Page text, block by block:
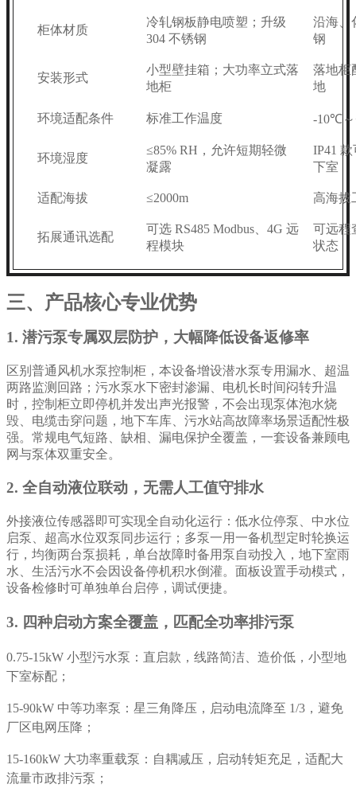
柜体材质
冷轧钢板静电喷塑；升级
304 不锈钢
沿海、
钢
安装形式
小型壁挂箱；大功率立式落
地柜
落地柜
地
环境适配条件 标准工作温度 -10℃
环境湿度
≤85% RH，允许短期轻微
凝露
IP41
下室
适配海拔 ≤2000m 高海拔
拓展通讯选配
可选 RS485 Modbus、4G 远
程模块
可远程
状态
三、产品核心专业优势
1. 潜污泵专属双层防护，大幅降低设备返修率
区别普通风机水泵控制柜，本设备增设潜水泵专用漏水、超温
两路监测回路；污水泵水下密封渗漏、电机长时间闷转升温
时，控制柜立即停机并发出声光报警，不会出现泵体泡水烧
毁、电缆击穿问题，地下车库、污水站高故障率场景适配性极
强。常规电气短路、缺相、漏电保护全覆盖，一套设备兼顾电
网与泵体双重安全。
2. 全自动液位联动，无需人工值守排水
外接液位传感器即可实现全自动化运行：低水位停泵、中水位
启泵、超高水位双泵同步运行；多泵一用一备机型定时轮换运
行，均衡两台泵损耗，单台故障时备用泵自动投入，地下室雨
水、生活污水不会因设备停机积水倒灌。面板设置手动模式，
设备检修时可单独单台启停，调试便捷。
3. 四种启动方案全覆盖，匹配全功率排污泵
0.75-15kW 小型污水泵：直启款，线路简洁、造价低，小型地
下室标配；
15-90kW 中等功率泵：星三角降压，启动电流降至 1/3，避免
厂区电网压降；
15-160kW 大功率重载泵：自耦减压，启动转矩充足，适配大
流量市政排污泵；